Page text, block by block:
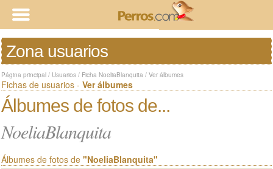
Zona usuarios
Página principal / Usuarios / Ficha NoeliaBlanquita / Ver álbumes
Fichas de usuarios - Ver álbumes
Álbumes de fotos de...
NoeliaBlanquita
Álbumes de fotos de "NoeliaBlanquita"